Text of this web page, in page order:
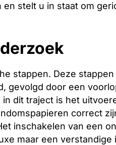
stelt u in staat om
stappen. Deze
gevolgd door een
dit traject is het
correct
inschakelen van een
maar een verstandige